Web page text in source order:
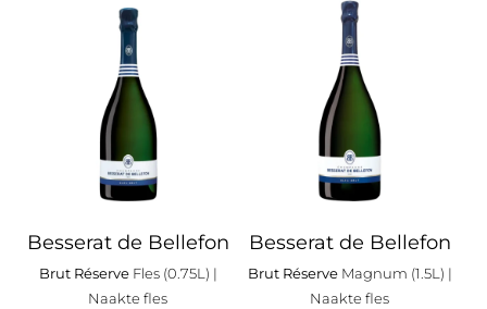
Besserat de Bellefon
Brut Réserve Fles (0.75L) |
Naakte fles
Besserat de Bellefon
Brut Réserve Magnum (1.5L) |
Naakte fles